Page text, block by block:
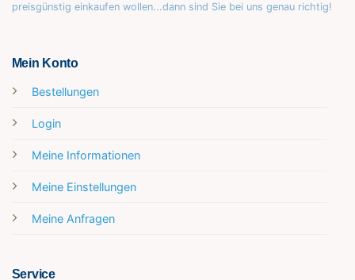
preisgünstig einkaufen wollen...dann sind Sie bei uns genau richtig!
Mein Konto
Bestellungen
Login
Meine Informationen
Meine Einstellungen
Meine Anfragen
Service